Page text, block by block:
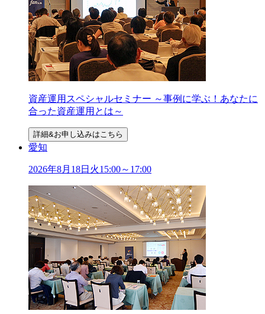
資産運用スペシャルセミナー ～事例に学ぶ！あなたに
合った資産運用とは～
詳細&お申し込みはこちら
愛知
2026年8月 18日 火15:00～17:00